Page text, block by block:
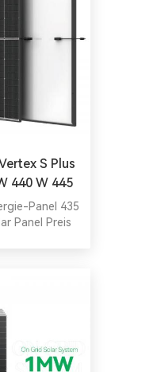
S Plus
440 W 445
Panel 435
Panel Preis